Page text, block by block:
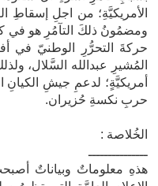
الأمريكيَّةِ؛ من اجلِ إسقاطِ
ومضمُونُ ذلكَ التآمُرِ هو في
حركةَ التحرُّرِ الوطنيّ في
المُشيرِ عبدالله السَّلال،
أمريكيَّةٍ؛ لدعمِ جيشِ الكيانِ
حربِ نكسةِ حُزيران.
​الخُلاصة :
ـــــــــــــــ
هذهِ معلوماتٌ وبياناتٌ